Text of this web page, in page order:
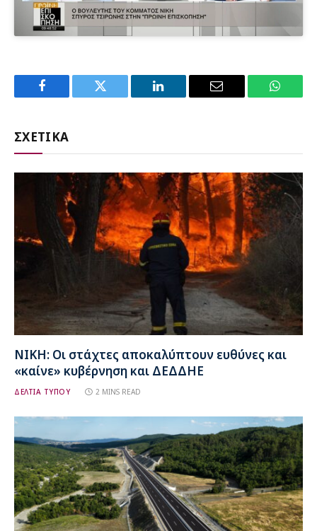
Facebook Twitter LinkedIn Email
ΣΧΕΤΙΚΑ
ΝΙΚΗ: Οι στάχτες αποκαλύπτουν ευθύνες και
«καίνε» κυβέρνηση και ΔΕΔΔΗΕ
ΔΕΛΤΙΑ ΤΥΠΟΥ 2 MINS READ